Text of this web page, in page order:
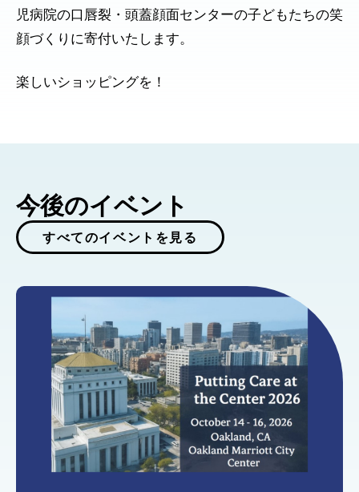
児病院の口唇裂・頭蓋顔面センターの子どもたちの笑
顔づくりに寄付いたします。
楽しいショッピングを！
今後のイベント
すべてのイベントを見る